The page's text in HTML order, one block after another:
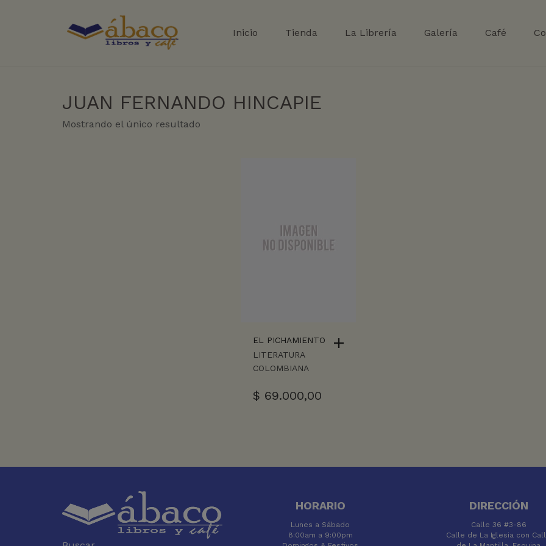
Inicio Tienda La Librería Galería Café
JUAN FERNANDO HINCAPIE
Mostrando el único resultado
EL PICHAMIENTO
LITERATURA
COLOMBIANA
$ 69.000,00
HORARIO
Lunes a Sábado
8:00am a 9:00pm
DIRECCIÓN
Calle 36 #3-86
Calle de La Iglesia con